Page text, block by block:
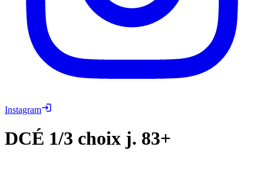
Instagram
DCÉ 1/3 choix j. 83+